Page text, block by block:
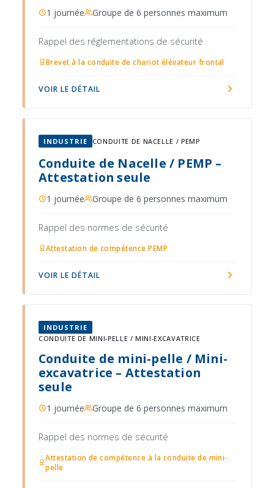
1 journée Groupe de 6 personnes maximum
Rappel des réglementations de sécurité
Brevet à la conduite de chariot élévateur frontal
VOIR LE DÉTAIL
INDUSTRIE CONDUITE DE NACELLE / PEMP
Conduite de Nacelle / PEMP –
Attestation seule
1 journée Groupe de 6 personnes maximum
Rappel des normes de sécurité
Attestation de compétence PEMP
VOIR LE DÉTAIL
INDUSTRIE
CONDUITE DE MINI-PELLE / MINI-EXCAVATRICE
Conduite de mini-pelle / Mini-
excavatrice – Attestation
seule
1 journée Groupe de 6 personnes maximum
Rappel des normes de sécurité
Attestation de compétence à la conduite de mini-
pelle